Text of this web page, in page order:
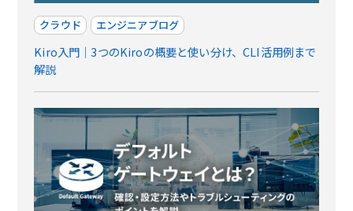
クラウド エンジニアブログ
Kiro入門｜3つのKiroの概要と使い分け、CLI活用例まで
解説